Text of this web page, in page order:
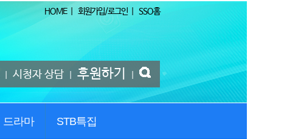
HOME| 회원가입/로그인 SSO홈
시청자 상담 후원하기
드라마 STB특집